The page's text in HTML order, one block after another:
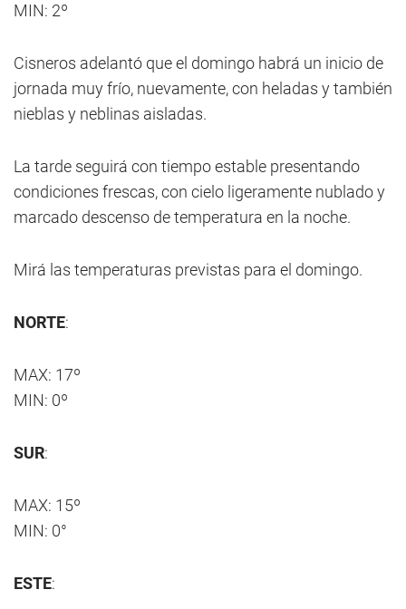
MIN: 2º
Cisneros adelantó que el domingo habrá un inicio de
jornada muy frío, nuevamente, con heladas y también
nieblas y neblinas aisladas.
La tarde seguirá con tiempo estable presentando
condiciones frescas, con cielo ligeramente nublado y
marcado descenso de temperatura en la noche.
Mirá las temperaturas previstas para el domingo.
NORTE:
MAX: 17º
MIN: 0º
SUR:
MAX: 15º
MIN: 0°
ESTE: